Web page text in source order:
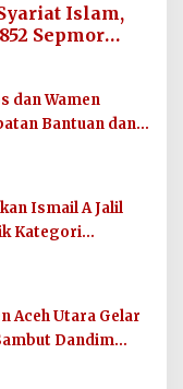
Islam,
Sepmor
dan Wamen
Bantuan dan
Ismail A Jalil
Kategori
Publik
Aceh Utara Gelar
Dandim